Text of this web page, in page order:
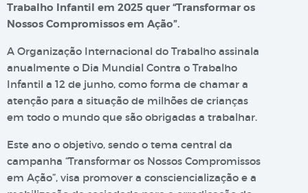
Trabalho Infantil em 2025 quer “Transformar os
Nossos Compromissos em Ação”.
A Organização Internacional do Trabalho assinala
anualmente o Dia Mundial Contra o Trabalho
Infantil a 12 de junho, como forma de chamar a
atenção para a situação de milhões de crianças
em todo o mundo que são obrigadas a trabalhar.
Este ano o objetivo, sendo o tema central da
campanha “Transformar os Nossos Compromissos
em Ação”, visa promover a consciencialização e a